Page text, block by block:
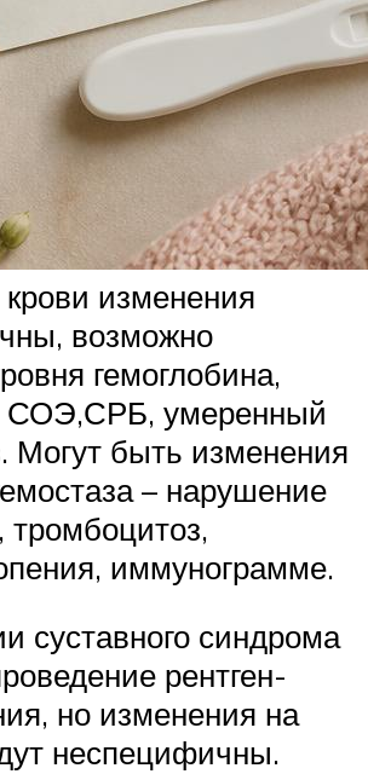
изменения
возможно
гемоглобина,
СОЭ,СРБ, умеренный
Могут быть изменения
– нарушение
тромбоцитоз,
иммунограмме.
суставного синдрома
рентген-
но изменения на
неспецифичны.